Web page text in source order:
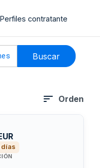
Perfiles contratante
Buscar
Orden
días